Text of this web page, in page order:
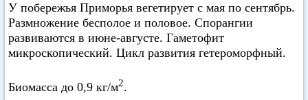
У побережья Приморья вегетирует с мая по сентябрь.
Размножение бесполое и половое. Спорангии
развиваются в июне-августе. Гаметофит
микроскопический. Цикл развития гетероморфный.
Биомасса до 0,9 кг/м2.